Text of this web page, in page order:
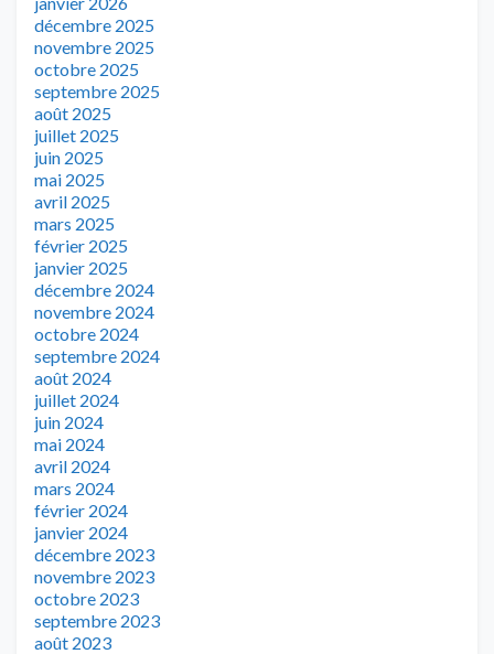
décembre 2025
novembre 2025
octobre 2025
septembre 2025
août 2025
juillet 2025
juin 2025
mai 2025
avril 2025
mars 2025
février 2025
janvier 2025
décembre 2024
novembre 2024
octobre 2024
septembre 2024
août 2024
juillet 2024
juin 2024
mai 2024
avril 2024
mars 2024
février 2024
janvier 2024
décembre 2023
novembre 2023
octobre 2023
septembre 2023
août 2023